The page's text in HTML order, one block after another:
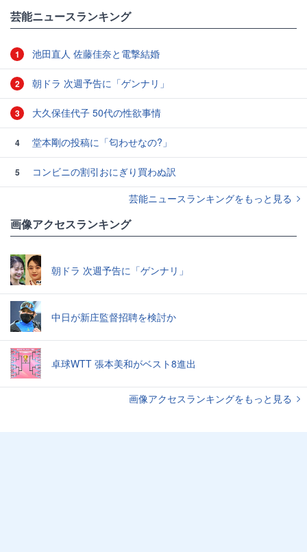
芸能ニュースランキング
1 池田直人 佐藤佳奈と電撃結婚
2 朝ドラ 次週予告に「ゲンナリ」
3 大久保佳代子 50代の性欲事情
4 堂本剛の投稿に「匂わせなの?」
5
コンビニの割引おにぎり買わぬ訳
芸能ニュースランキングをもっと見る
画像アクセスランキング
朝ドラ 次週予告に「ゲンナリ」
中日が新庄監督招聘を検討か
卓球WTT 張本美和がベスト8進出
画像アクセスランキングをもっと見る